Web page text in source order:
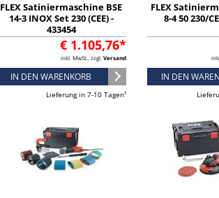
FLEX Satiniermaschine BSE
14-3 INOX Set 230 (CEE) -
433454
€ 1.105,76*
inkl. MwSt., zzgl. Versand
IN DEN WARENKORB
Lieferung in 7-10 Tagen¹
FLEX
8-4 50 230/
IN DEN